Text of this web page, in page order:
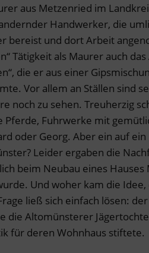
aus Metzenried im
Handwerker, die
bereist und dort Arbeit
Tätigkeit als Maurer auch
die er aus einer
Vor allem an Ställen sind
noch zu sehen. Treuherzig
Pferde, Fuhrwerke mit
oder Georg. Aber ein auf
Leider ergaben die
beim Neubau eines Hauses
Und woher kam die Idee,
ließ sich einfach lösen:
die Altomünsterer
für deren Wohnhaus stiftete.